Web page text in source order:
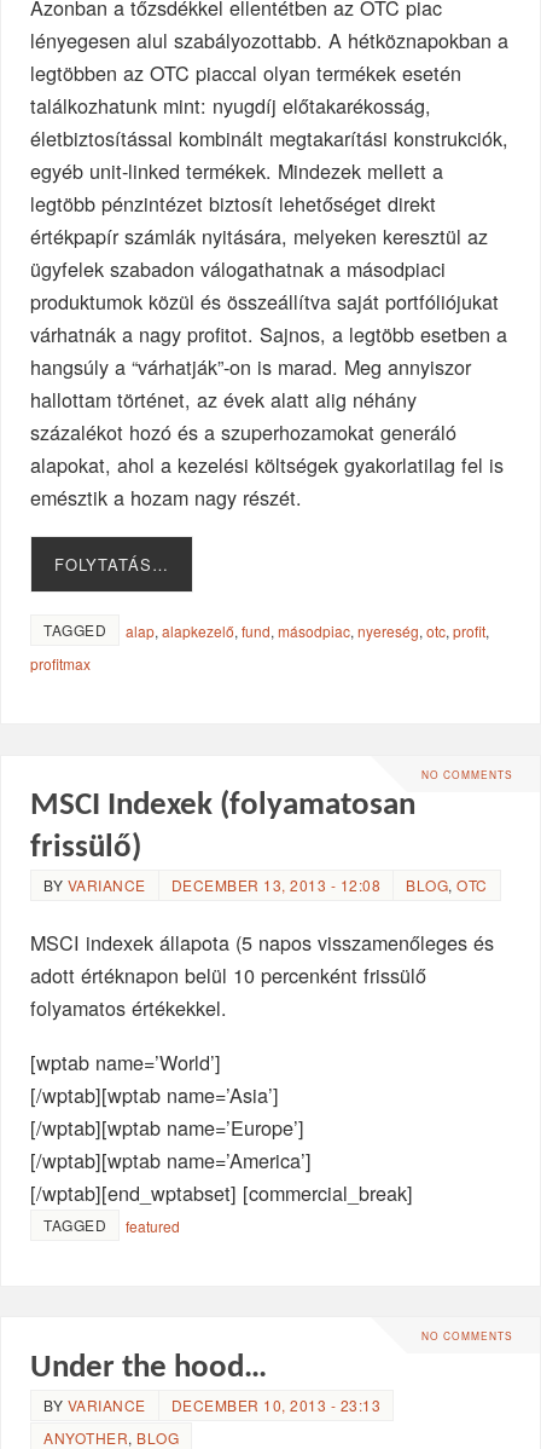
Azonban a tőzsdékkel ellentétben az OTC piac
lényegesen alul szabályozottabb. A hétköznapokban a
legtöbben az OTC piaccal olyan termékek esetén
találkozhatunk mint: nyugdíj előtakarékosság,
életbiztosítással kombinált megtakarítási konstrukciók,
egyéb unit-linked termékek. Mindezek mellett a
legtöbb pénzintézet biztosít lehetőséget direkt
értékpapír számlák nyitására, melyeken keresztül az
ügyfelek szabadon válogathatnak a másodpiaci
produktumok közül és összeállítva saját portfóliójukat
várhatnák a nagy profitot. Sajnos, a legtöbb esetben a
hangsúly a “várhatják”-on is marad. Meg annyiszor
hallottam történet, az évek alatt alig néhány
százalékot hozó és a szuperhozamokat generáló
alapokat, ahol a kezelési költségek gyakorlatilag fel is
emésztik a hozam nagy részét.
FOLYTATÁS…
TAGGED alap,alapkezelő,fund,másodpiac,nyereség,otc,profit,
profitmax
NO COMMENTS
MSCI Indexek (folyamatosan
frissülő)
BY VARIANCE DECEMBER 13, 2013 - 12:08 BLOG,OTC
MSCI indexek állapota (5 napos visszamenőleges és
adott értéknapon belül 10 percenként frissülő
folyamatos értékekkel.
[wptab name=’World’]
[/wptab][wptab name=’Asia’]
[/wptab][wptab name=’Europe’]
[/wptab][wptab name=’America’]
[/wptab][end_wptabset] [commercial_break]
TAGGED featured
NO COMMENTS
Under the hood…
BY VARIANCE
DECEMBER 10, 2013 - 23:13
ANYOTHER, BLOG